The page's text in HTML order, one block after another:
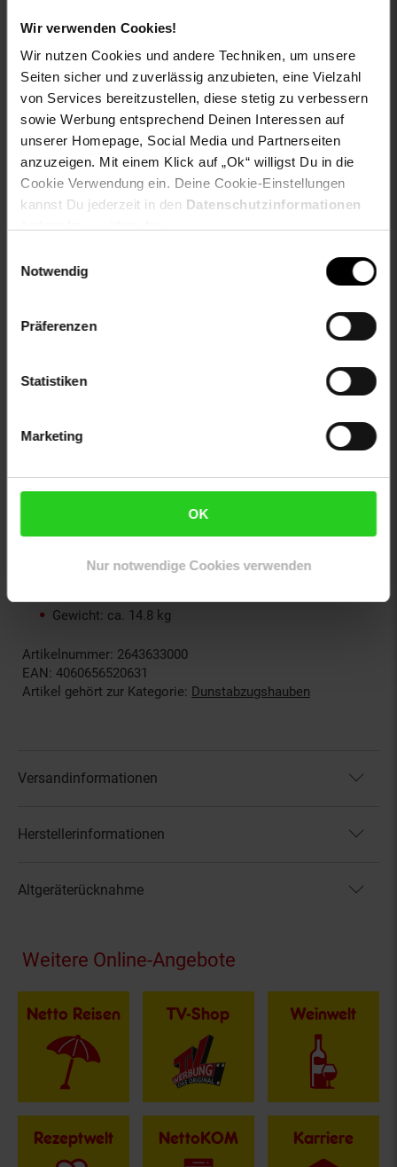
Wir verwenden Cookies!
Wir nutzen Cookies und andere Techniken, um unsere
Seiten sicher und zuverlässig anzubieten, eine Vielzahl
von Services bereitzustellen, diese stetig zu verbessern
sowie Werbung entsprechend Deinen Interessen auf
unserer Homepage, Social Media und Partnerseiten
anzuzeigen. Mit einem Klick auf „Ok“ willigst Du in die
Cookie Verwendung ein. Deine Cookie-Einstellungen
kannst Du jederzeit in den Datenschutzinformationen
Notwendig
Präferenzen
Statistiken
Marketing
OK
Nur notwendige Cookies verwenden
Das integrierte LED-Licht mit einstellbarer Farbtemperatur
Helligkeitsstufen sorgt für optimale Ausleuchtung der
Kochfläche. Die zwei Aluminium-Fettfilter sind
spülmaschinengeeignet und lassen sich schnell wechseln.
Ein Reinigungsindikator meldet sich automatisch nach 14
Betriebsstunden.
Der Mariana Neo 90 ist die durchdachte Lösung für kleine
Küchen mit begrenztem Platz über der Kochstelle –
unauffällig integriert, aber voll leistungsfähig wenn es zählt.
ohne Kochdunst – kompakt, leise, leistungsstark.
Lieferumfang:
1 x Dunstabzugshaube
2 x Fettfilter
1 x Adapterstück für Abluftschlauch
Maße sichtbarer Teil: ca. 90 x 50 x 47 cm (BxHxT)
Maße Gehäuse: ca. 81 x 41 x 17 cm (BxHxT)
Gewicht: ca. 14.8 kg
Artikelnummer: 2643633000
EAN: 4060656520631
Artikel gehört zur Kategorie: Dunstabzugshauben
Versandinformationen
Herstellerinformationen
Altgeräterücknahme
Fußzeile
Weitere Online-Angebote
Netto Reisen TV-Shop Weinwelt
Rezeptwelt NettoKOM Karriere